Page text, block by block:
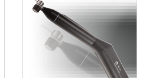
articular pentru
traumatisme 5000